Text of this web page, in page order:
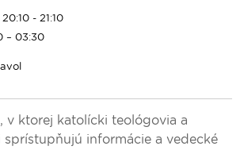
- 21:10
– 03:30
v ktorej katolícki teológovia a
sprístupňujú informácie a vedecké